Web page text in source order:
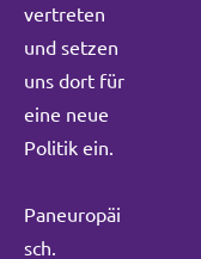
vertreten
und setzen
uns dort für
eine neue
Politik ein.
Paneuropäi
sch.